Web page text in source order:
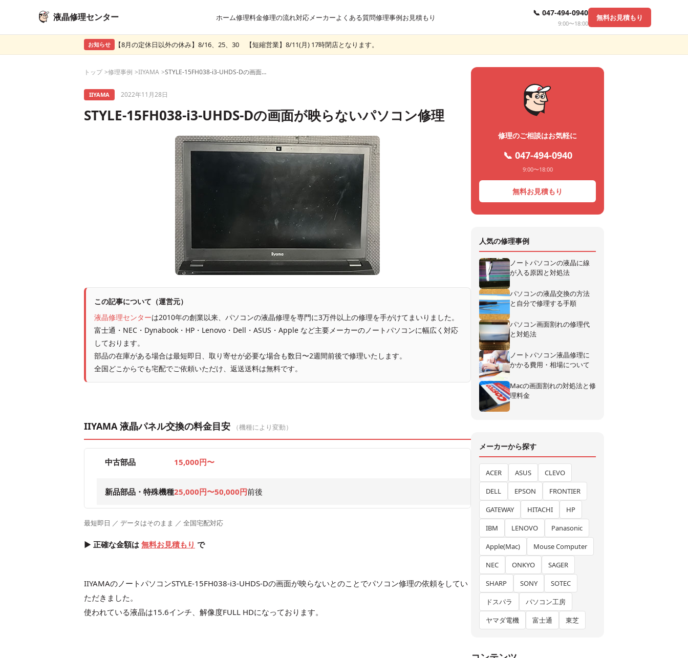
液晶修理センター ホーム修理料金修理の流れ対応メーカーよくある質問修理事例お見積もり 📞 047-494-0940
9:00〜18:00
無料お見積もり
お知らせ 【8月の定休日以外の休み】8/16、25、30 【短縮営業】8/11(月) 17時閉店となります。
トップ 修理事例 IIYAMA STYLE-15FH038-i3-UHDS-Dの画面が映らないパソコン修理
IIYAMA 2022年11月28日
STYLE-15FH038-i3-UHDS-Dの画面が映らないパソコン修理
この記事について（運営元）
液晶修理センターは2010年の創業以来、パソコンの液晶修理を専門に3万件以上の修理を手がけてまいりました。
富士通・NEC・Dynabook・HP・Lenovo・Dell・ASUS・Apple など主要メーカーのノートパソコンに幅広く対応
しております。
部品の在庫がある場合は最短即日、取り寄せが必要な場合も数日〜2週間前後で修理いたします。
全国どこからでも宅配でご依頼いただけ、返送送料は無料です。
IIYAMA 液晶パネル交換の料金目安 （機種により変動）
中古部品 15,000円〜
新品部品・特殊機種25,000円〜50,000円前後
最短即日 ／ データはそのまま ／ 全国宅配対応
▶ 正確な金額は 無料お見積もり で
IIYAMAのノートパソコンSTYLE-15FH038-i3-UHDS-Dの画面が映らないとのことでパソコン修理の依頼をしてい
ただきました。
使われている液晶は15.6インチ、解像度FULL HDになっております。
修理のご相談はお気軽に
📞 047-494-0940
9:00〜18:00
無料お見積もり
人気の修理事例
ノートパソコンの液晶に線
が入る原因と対処法
パソコンの液晶交換の方法
と自分で修理する手順
パソコン画面割れの修理代
と対処法
ノートパソコン液晶修理に
かかる費用・相場について
Macの画面割れの対処法と修
理料金
メーカーから探す
ACER ASUS
CLEVO
DELL
EPSON
FRONTIER
GATEWAY
HITACHI
HP
IBM
LENOVO
Panasonic
Apple(Mac)
Mouse Computer
NEC
ONKYO
SAGER
SHARP
SONY
SOTEC
ドスパラ
パソコン工房
ヤマダ電機
富士通 東芝